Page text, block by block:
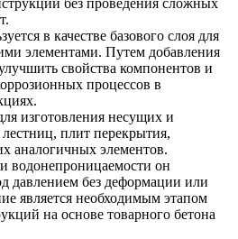
без проведения сложных
в качестве базового слоя для
элементами. Путем добавления
свойства компонентов и
процессов в
изготовления несущих и
плит перекрытия,
аналогичных элементов.
водонепроницаемости он
давлением без деформации или
является необходимым этапом
на основе товарного бетона